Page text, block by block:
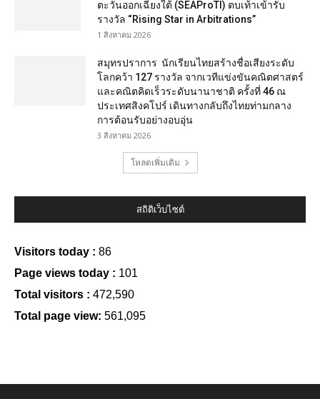
ตะวันออกเฉียงใต้ (SEAProTI) ตบเท้าเข้ารับ
รางวัล “Rising Star in Arbitrations”
1 สิงหาคม 2026
สมุทรปราการ นักเรียนไทยสร้างชื่อเสียงระดับ
โลกคว้า 127 รางวัล จากเวทีแข่งขันคณิตศาสตร์
และคณิตคิดเร็วระดับนานาชาติ ครั้งที่ 46 ณ
ประเทศสิงคโปร์ เดินทางกลับถึงไทยท่ามกลาง
การต้อนรับอย่างอบอุ่น
3 สิงหาคม 2026
โหลดเพิ่มเติม
สถิติเว็บไซต์
Visitors today : 86
Page views today : 101
Total visitors : 472,590
Total page view: 561,095